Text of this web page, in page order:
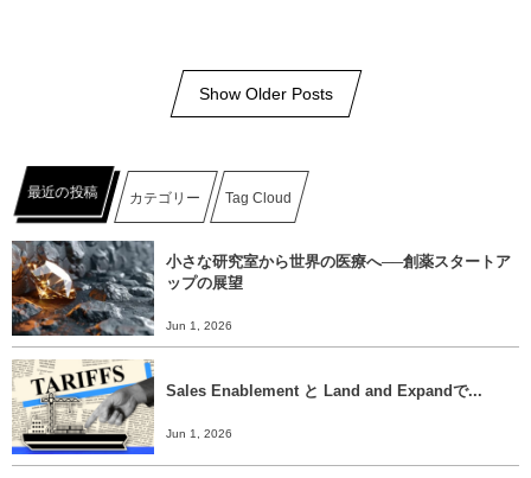
Show Older Posts
最近の投稿 カテゴリー Tag Cloud
小さな研究室から世界の医療へ──創薬スタートア
ップの展望
Jun 1, 2026
Sales Enablement と Land and Expandで...
Jun 1, 2026